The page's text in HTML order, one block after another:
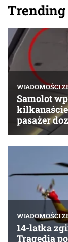
Trending